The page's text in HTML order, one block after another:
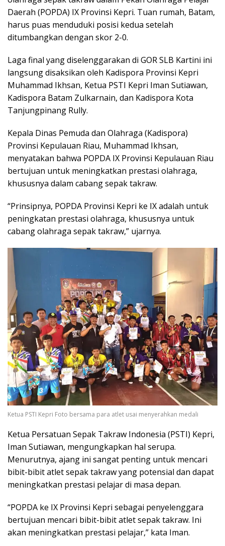
Daerah (POPDA) IX Provinsi Kepri. Tuan rumah, Batam,
harus puas menduduki posisi kedua setelah
ditumbangkan dengan skor 2-0.
Laga final yang diselenggarakan di GOR SLB Kartini ini
langsung disaksikan oleh Kadispora Provinsi Kepri
Muhammad Ikhsan, Ketua PSTI Kepri Iman Sutiawan,
Kadispora Batam Zulkarnain, dan Kadispora Kota
Tanjungpinang Rully.
Kepala Dinas Pemuda dan Olahraga (Kadispora)
Provinsi Kepulauan Riau, Muhammad Ikhsan,
menyatakan bahwa POPDA IX Provinsi Kepulauan Riau
bertujuan untuk meningkatkan prestasi olahraga,
khususnya dalam cabang sepak takraw.
“Prinsipnya, POPDA Provinsi Kepri ke IX adalah untuk
peningkatan prestasi olahraga, khususnya untuk
cabang olahraga sepak takraw,” ujarnya.
Ketua PSTI Kepri Foto bersama para atlet usai menyerahkan medali
Ketua Persatuan Sepak Takraw Indonesia (PSTI) Kepri,
Iman Sutiawan, mengungkapkan hal serupa.
Menurutnya, ajang ini sangat penting untuk mencari
bibit-bibit atlet sepak takraw yang potensial dan dapat
meningkatkan prestasi pelajar di masa depan.
“POPDA ke IX Provinsi Kepri sebagai penyelenggara
bertujuan mencari bibit-bibit atlet sepak takraw. Ini
akan meningkatkan prestasi pelajar,” kata Iman.